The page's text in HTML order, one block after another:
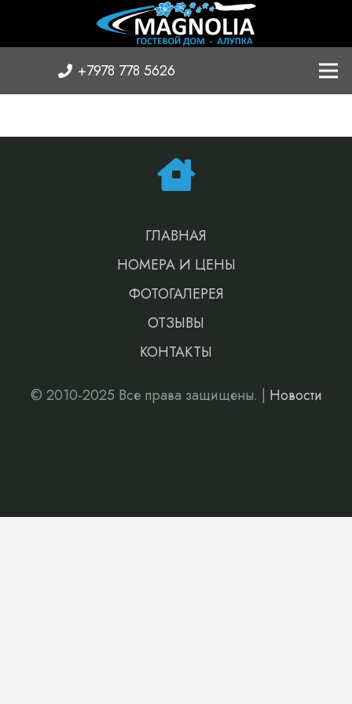
+7978 778 5626
ГЛАВНАЯ
НОМЕРА И ЦЕНЫ
ФОТОГАЛЕРЕЯ
ОТЗЫВЫ
КОНТАКТЫ
© 2010-2025 Все права защищены. | Новости